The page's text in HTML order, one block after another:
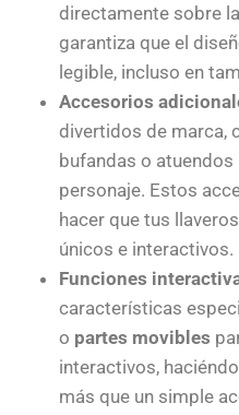
directamente sobre
garantiza que el
legible, incluso en
Accesorios
divertidos de marca,
bufandas o
personaje. Estos
hacer que tus
únicos e interactivos.
Funciones
características
o partes movibles
interactivos,
más que un simple